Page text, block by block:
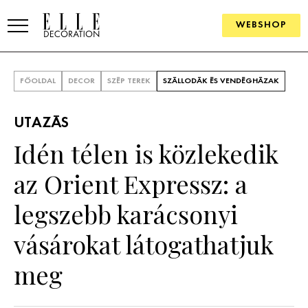
WEBSHOP
SZOBÁK
Konyha
Fürdőszoba
Nappali
Hálószoba
ÖTLETEK
SZÉP TEREK
FŐOLDAL DECOR SZÉP TEREK SZÁLLODÁK ÉS VENDÉGHÁZAK
UTAZÁS
Idén télen is közlekedik
az Orient Expressz: a
legszebb karácsonyi
vásárokat látogathatjuk
meg